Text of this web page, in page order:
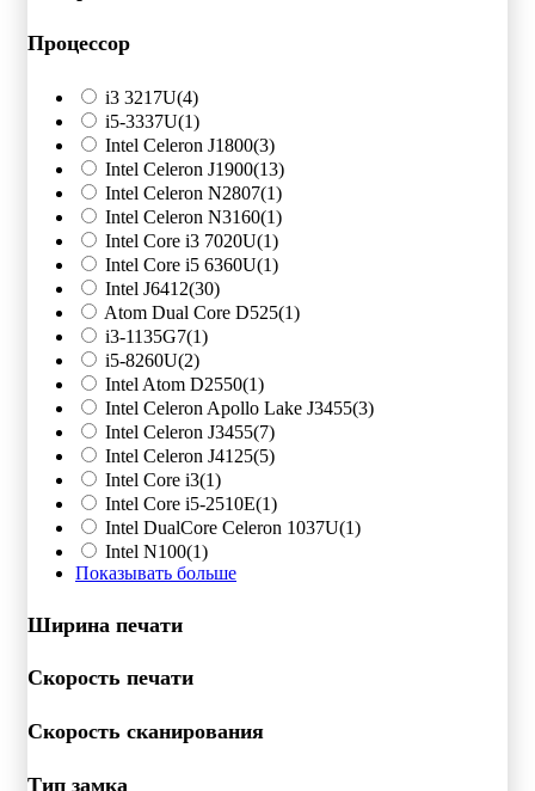
Процессор
i3 3217U(4)
i5-3337U(1)
Intel Celeron J1800(3)
Intel Celeron J1900(13)
Intel Celeron N2807(1)
Intel Celeron N3160(1)
Intel Core i3 7020U(1)
Intel Core i5 6360U(1)
Intel J6412(30)
Atom Dual Core D525(1)
i3-1135G7(1)
i5-8260U(2)
Intel Atom D2550(1)
Intel Celeron Apollo Lake J3455(3)
Intel Celeron J3455(7)
Intel Celeron J4125(5)
Intel Core i3(1)
Intel Core i5-2510E(1)
Intel DualCore Celeron 1037U(1)
Intel N100(1)
Показывать больше
Ширина печати
Скорость печати
Скорость сканирования
Тип замка